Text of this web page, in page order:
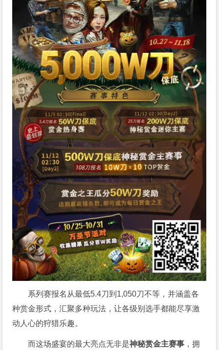
系列赛报名从最低5.4刀到1,050刀不等，并涵盖各
种赏金形式，汇聚多种玩法，让各级别选手都能尽享激
动人心的狩猎乐趣。
而这场盛宴的最大亮点无非是神秘赏金主赛事 ，拥